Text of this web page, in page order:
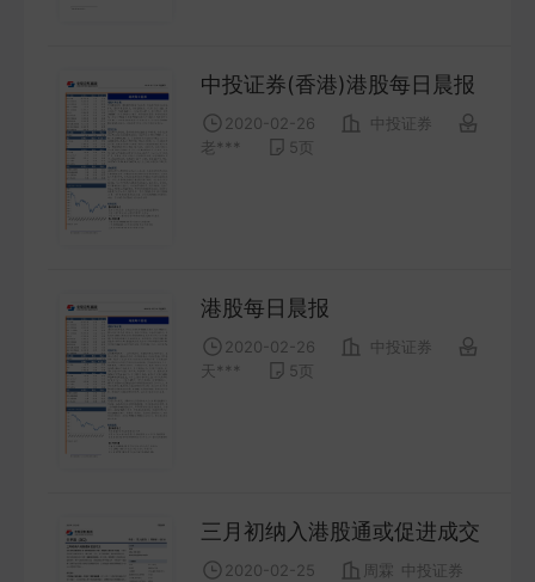
会议纪要
MINUTES
财报
ANNUALS
招股书
PROSPECTUS
期货研究
FUTURES
金工量化
QUANT
中投证券(香港)港股每日晨报
2020-02-26
中投证券
老***
5 页
港股每日晨报
2020-02-26
中投证券
天***
5 页
三月初纳入港股通或促进成交
2020-02-25 周霖 中投证券